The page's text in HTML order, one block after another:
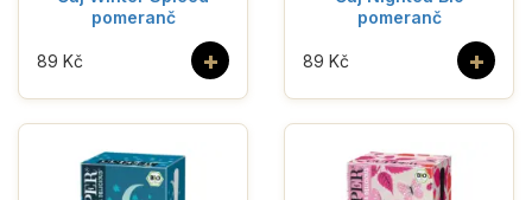
pomeranč
+
89 Kč
pomeranč
+
89 Kč